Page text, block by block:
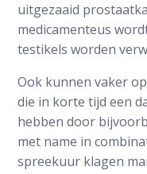
uitgezaaid
medicamenteus
testikels worden
Ook kunnen vaker
die in korte tijd een
hebben door
met name in
spreekuur klagen